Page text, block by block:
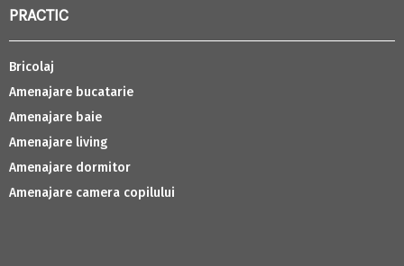
PRACTIC
Bricolaj
Amenajare bucatarie
Amenajare baie
Amenajare living
Amenajare dormitor
Amenajare camera copilului